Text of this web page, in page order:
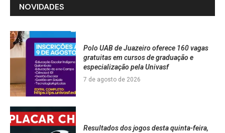
NOVIDADES
Polo UAB de Juazeiro oferece 160 vagas
gratuitas em cursos de graduação e
especialização pela Univasf
7 de agosto de 2026
Resultados dos jogos desta quinta-feira,